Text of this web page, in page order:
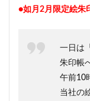
●如月2月限定絵朱
一日は
朱印帳
午前10
当社の